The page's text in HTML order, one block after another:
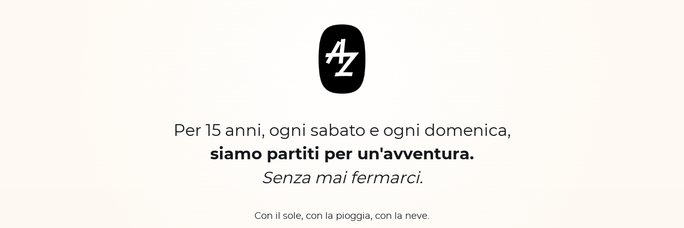
Per 15 anni, ogni sabato e ogni domenica,
siamo partiti per un'avventura.
Senza mai fermarci.
Con il sole, con la pioggia, con la neve.